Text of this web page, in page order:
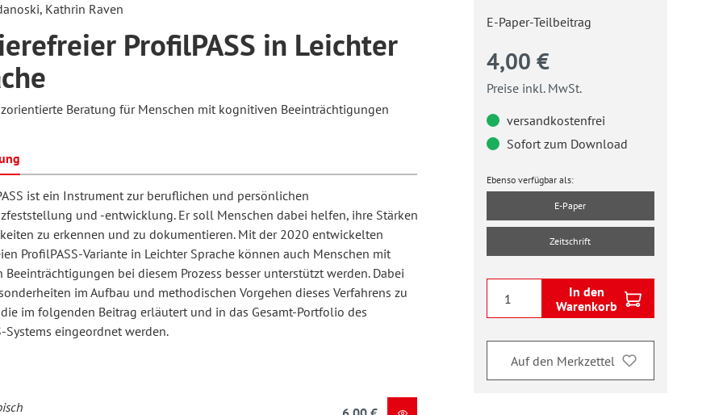
BildungBildung
Schule und Unterricht
und Wissenschaft
Arbeit
und
forum
Erwachsenenbildung
für
Kathrin Raven
ProfilPASS in Leichter
Beratung für Menschen mit kognitiven Beeinträchtigungen
ist ein Instrument zur beruflichen und persönlichen
und -entwicklung. Er soll Menschen dabei helfen, ihre Stärken
zu erkennen und zu dokumentieren. Mit der 2020 entwickelten
ProfilPASS-Variante in Leichter Sprache können auch Menschen mit
bei diesem Prozess besser unterstützt werden. Dabei
im Aufbau und methodischen Vorgehen dieses Verfahrens zu
im folgenden Beitrag erläutert und in das Gesamt-Portfolio des
Systems eingeordnet werden.
E-Paper-Teilbeitrag
4,00 €
Preise inkl. MwSt.
versandkostenfrei
Sofort zum Download
Ebenso verfügbar als:
E-Paper
Zeitschrift
In den
Warenkorb
Auf den Merkzettel